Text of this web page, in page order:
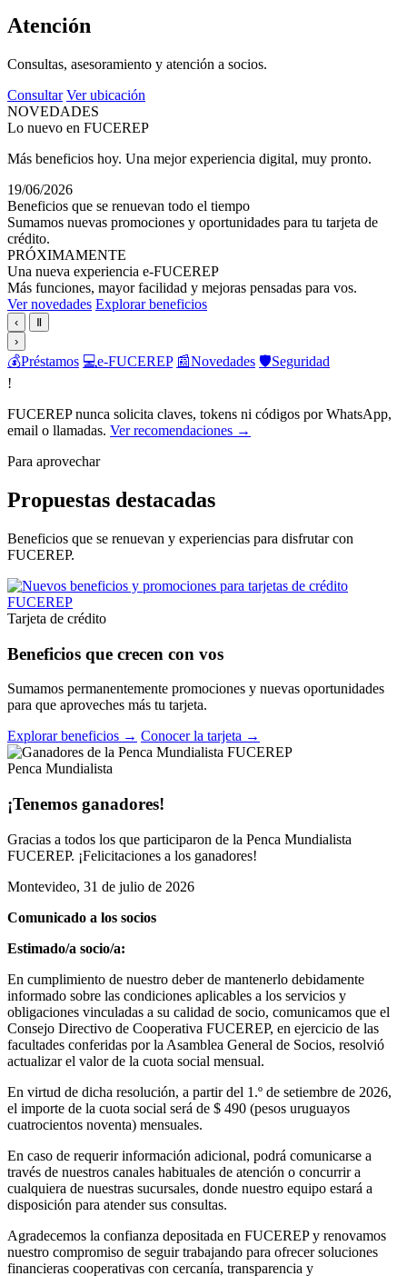
Atención
Consultas, asesoramiento y atención a socios.
Consultar Ver ubicación
NOVEDADES
Lo nuevo en FUCEREP
Más beneficios hoy. Una mejor experiencia digital, muy pronto.
19/06/2026
Beneficios que se renuevan todo el tiempo
Sumamos nuevas promociones y oportunidades para tu tarjeta de
crédito.
PRÓXIMAMENTE
Una nueva experiencia e-FUCEREP
Más funciones, mayor facilidad y mejoras pensadas para vos.
Ver novedades Explorar beneficios
‹
Ⅱ
›
💰Préstamos 💻e-FUCEREP 📰Novedades 🛡️Seguridad
!
FUCEREP nunca solicita claves, tokens ni códigos por WhatsApp,
email o llamadas. Ver recomendaciones →
Para aprovechar
Propuestas destacadas
Beneficios que se renuevan y experiencias para disfrutar con
FUCEREP.
Tarjeta de crédito
Beneficios que crecen con vos
Sumamos permanentemente promociones y nuevas oportunidades
para que aproveches más tu tarjeta.
Explorar beneficios → Conocer la tarjeta →
Penca Mundialista
¡Tenemos ganadores!
Gracias a todos los que participaron de la Penca Mundialista
FUCEREP. ¡Felicitaciones a los ganadores!
Montevideo, 31 de julio de 2026
Comunicado a los socios
Estimado/a socio/a:
En cumplimiento de nuestro deber de mantenerlo debidamente
informado sobre las condiciones aplicables a los servicios y
obligaciones vinculadas a su calidad de socio, comunicamos que el
Consejo Directivo de Cooperativa FUCEREP, en ejercicio de las
facultades conferidas por la Asamblea General de Socios, resolvió
actualizar el valor de la cuota social mensual.
En virtud de dicha resolución, a partir del 1.º de setiembre de 2026,
el importe de la cuota social será de $ 490 (pesos uruguayos
cuatrocientos noventa) mensuales.
En caso de requerir información adicional, podrá comunicarse a
través de nuestros canales habituales de atención o concurrir a
cualquiera de nuestras sucursales, donde nuestro equipo estará a
disposición para atender sus consultas.
Agradecemos la confianza depositada en FUCEREP y renovamos
nuestro compromiso de seguir trabajando para ofrecer soluciones
financieras cooperativas con cercanía, transparencia y